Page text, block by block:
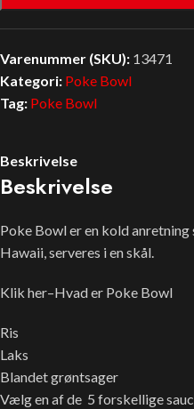
Varenummer (SKU): 13471
Kategori: Poke Bowl
Tag: Poke Bowl
Beskrivelse
Beskrivelse
Poke Bowl er en kold
Hawaii, serveres i en skål.
Klik her–Hvad er Poke Bowl
Ris
Laks
Blandet grøntsager
Vælg en af de 5 forskellige